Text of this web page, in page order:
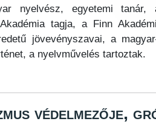
nyelvész, egyetemi tanár,
tagja, a Finn
jövevényszavai, a
a nyelvművelés tartoztak.
védelmezője,